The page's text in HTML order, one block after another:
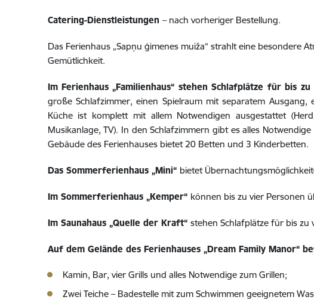
Catering-Dienstleistungen – nach vorheriger Bestellung.
Das Ferienhaus „Sapņu ģimenes muiža“ strahlt eine besondere
Gemütlichkeit.
Im Ferienhaus „Familienhaus“ stehen Schlafplätze für bis
große Schlafzimmer, einen Spielraum mit separatem
Küche ist komplett mit allem Notwendigen ausgestattet
Musikanlage, TV). In den Schlafzimmern gibt es alles
Gebäude des Ferienhauses bietet 20 Betten und 3 Kinderbetten.
Das Sommerferienhaus „Mini“ bietet
Im Sommerferienhaus „Kemper“ können bis zu vier Personen
Im Saunahaus „Quelle der Kraft“ stehen Schlafplätze für bis
Auf dem Gelände des Ferienhauses „Dream Family Manor“
Kamin, Bar, vier Grills und alles Notwendige zum Grillen;
Zwei Teiche – Badestelle mit zum Schwimmen geeignetem